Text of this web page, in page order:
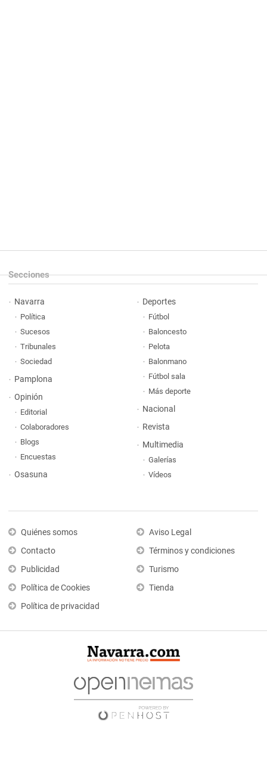
Secciones
Navarra
Política
Sucesos
Tribunales
Sociedad
Pamplona
Opinión
Editorial
Colaboradores
Blogs
Encuestas
Osasuna
Deportes
Fútbol
Baloncesto
Pelota
Balonmano
Fútbol sala
Más deporte
Nacional
Revista
Multimedia
Galerías
Vídeos
Quiénes somos
Contacto
Publicidad
Política de Cookies
Política de privacidad
Aviso Legal
Términos y condiciones
Turismo
Tienda